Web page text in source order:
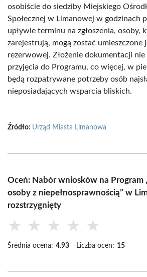
osobiście do siedziby Miejskiego
Społecznej w Limanowej w godzinach
upływie terminu na zgłoszenia, osoby,
zarejestrują, mogą zostać umieszczone
rezerwowej. Złożenie dokumentacji
przyjęcia do Programu, co więcej, w
będą rozpatrywane potrzeby osób
nieposiadających wsparcia bliskich.
Źródło: Urząd Miasta Limanowa
Oceń: Nabór wniosków na Program
osoby z niepełnosprawnością” w
rozstrzygnięty
★ ★ ★ ★ ★
Średnia ocena: 4.93 Liczba ocen: 15